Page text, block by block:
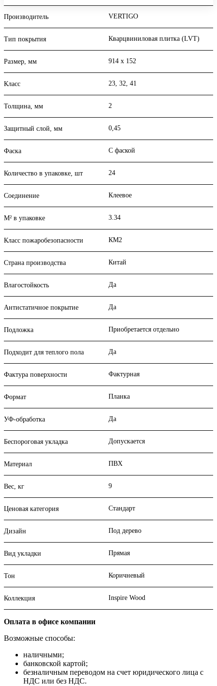
Производитель VERTIGO
Тип покрытия Кварцвиниловая плитка (LVT)
Размер, мм 914 х 152
Класс 23, 32, 41
Толщина, мм 2
Защитный слой, мм 0,45
Фаска С фаской
Количество в упаковке, шт 24
Соединение Клеевое
М² в упаковке 3.34
Класс пожаробезопасности КМ2
Страна производства Китай
Влагостойкость Да
Антистатичное покрытие Да
Подложка Приобретается отдельно
Подходит для теплого пола Да
Фактура поверхности Фактурная
Формат Планка
УФ-обработка Да
Беспороговая укладка Допускается
Материал ПВХ
Вес, кг 9
Ценовая категория Стандарт
Дизайн Под дерево
Вид укладки Прямая
Тон Коричневый
Коллекция Inspire Wood
Оплата в офисе компании
Возможные способы:
наличными;
банковской картой;
безналичным переводом на счет юридического лица с
НДС или без НДС.